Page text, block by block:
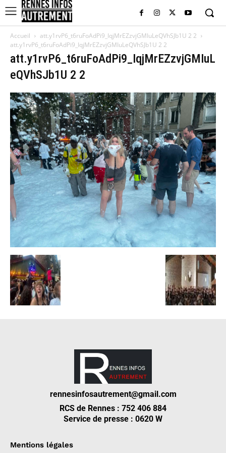
Accueil
att.y1rvP6_t6ruFoAdPi9_IqjMrEZzvjGMIuLeQVhSJb1U 2 2
att.y1rvP6_t6ruFoAdPi9_IqjMrEZzvjGMIuLeQVhSJb1U 2 2
att.y1rvP6_t6ruFoAdPi9_IqjMrEZzvjGMIuL
eQVhSJb1U 2 2
rennesinfosautrement@gmail.com
RCS de Rennes : 752 406 884
Service de presse : 0620 W
Mentions légales